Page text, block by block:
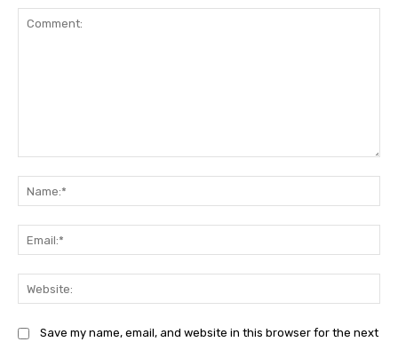
Save my name, email, and website in this browser for the next